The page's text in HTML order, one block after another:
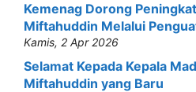
Kemenag Dorong
Miftahuddin Melalui
Kamis, 2 Apr 2026
Selamat Kepada Kepala
Miftahuddin yang Baru